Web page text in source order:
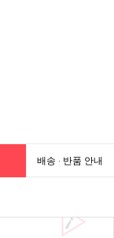
배송 · 반품 안내